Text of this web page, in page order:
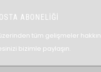
ABONELİĞİ
üzerinden tüm gelişmeler
bizimle paylaşın.